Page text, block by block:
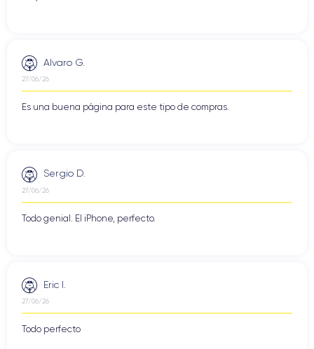
Alvaro G.
27/06/26
Es una buena página para este tipo de compras.
Sergio D.
27/06/26
Todo genial. El iPhone, perfecto.
Eric I.
27/06/26
Todo perfecto